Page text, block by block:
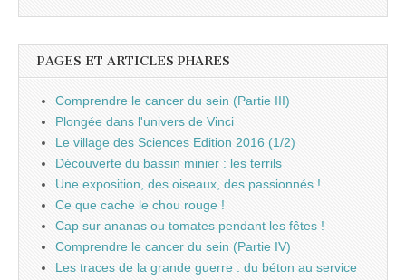
PAGES ET ARTICLES PHARES
Comprendre le cancer du sein (Partie III)
Plongée dans l'univers de Vinci
Le village des Sciences Edition 2016 (1/2)
Découverte du bassin minier : les terrils
Une exposition, des oiseaux, des passionnés !
Ce que cache le chou rouge !
Cap sur ananas ou tomates pendant les fêtes !
Comprendre le cancer du sein (Partie IV)
Les traces de la grande guerre : du béton au service